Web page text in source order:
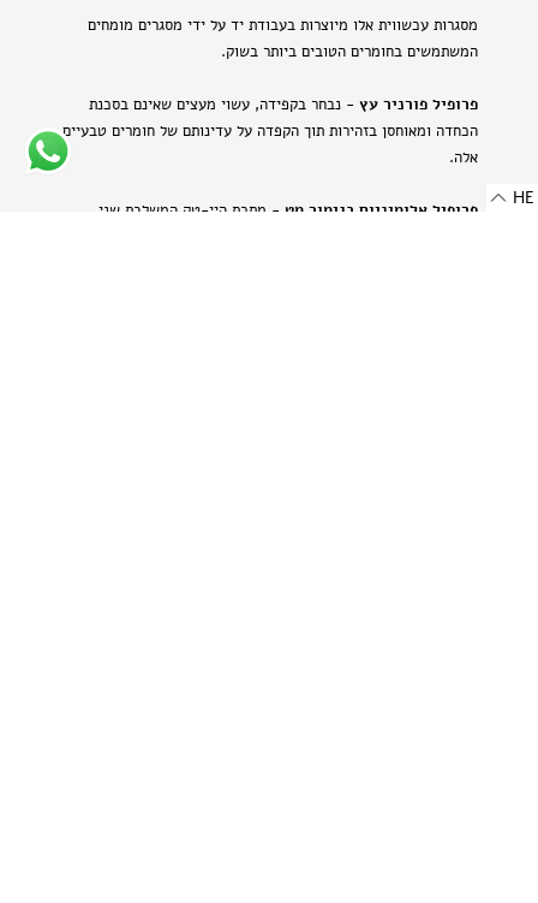
מסגרות עכשווית אלו מיוצרות בעבודת יד על ידי מסגרים מומחים
המשתמשים בחומרים הטובים ביותר בשוק.
פרופיל פורניר עץ - נבחר בקפידה, עשוי מעצים שאינם בסכנת
הכחדה ומאוחסן בזהירות תוך הקפדה על עדינותם של חומרים טבעיים
אלה.
פרופיל אלומיניום בגימור מט - מתכת היי-טק המשלבת שני
HE